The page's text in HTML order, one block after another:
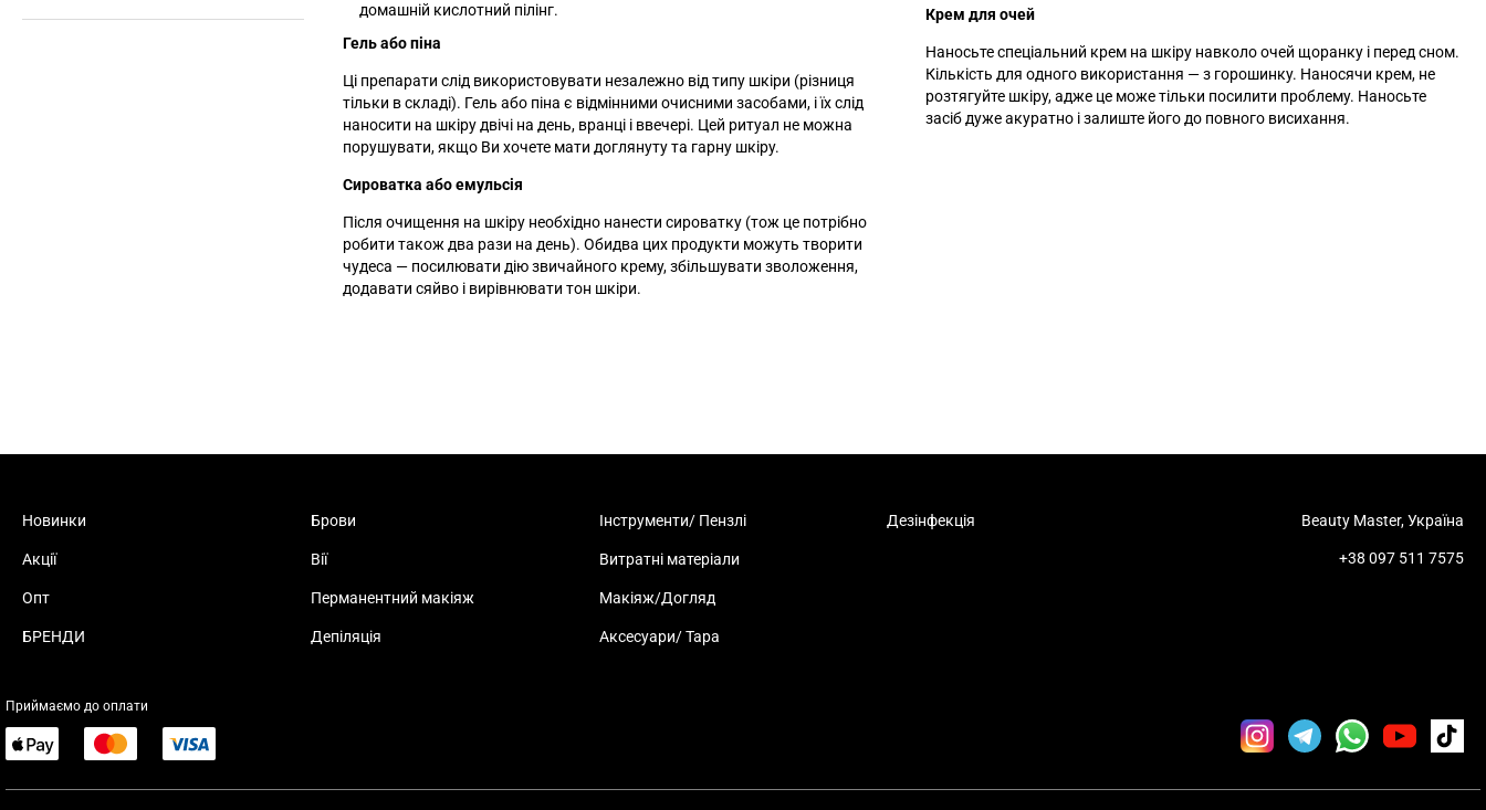
домашній кислотний пілінг.
Гель або піна
Ці препарати слід використовувати незалежно від типу шкіри (різниця
тільки в складі). Гель або піна є відмінними очисними засобами, і їх слід
наносити на шкіру двічі на день, вранці і ввечері. Цей ритуал не можна
порушувати, якщо Ви хочете мати доглянуту та гарну шкіру.
Сироватка або емульсія
Після очищення на шкіру необхідно нанести сироватку (тож це потрібно
робити також два рази на день). Обидва цих продукти можуть творити
чудеса — посилювати дію звичайного крему, збільшувати зволоження,
додавати сяйво і вирівнювати тон шкіри.
Крем для очей
Наносьте спеціальний крем на шкіру навколо очей щоранку і перед сном.
Кількість для одного використання — з горошинку. Наносячи крем, не
розтягуйте шкіру, адже це може тільки посилити проблему. Наносьте
засіб дуже акуратно і залиште його до повного висихання.
Новинки
Акції
Опт
БРЕНДИ
Брови
Вії
Перманентний макіяж
Депіляція
Інструменти/ Пензлі
Витратні матеріали
Макіяж/Догляд
Аксесуари/ Тара
Дезінфекція Beauty Master, Україна
+38 097 511 7575
Приймаємо до оплати